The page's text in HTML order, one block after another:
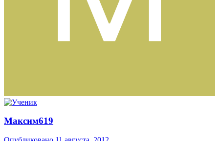
Максим619